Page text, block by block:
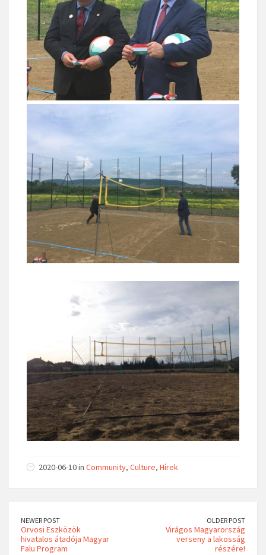
2020-06-10 in Community, Culture, Hírek
NEWER POST
Orvosi Eszközök
hivatalos átadója Magyar
Falu Program
OLDER POST
Virágos Magyarország
verseny a lakosság
részére!